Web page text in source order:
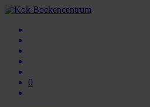
0